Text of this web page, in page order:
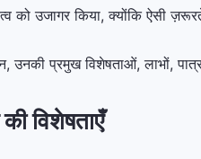
को उजागर किया, क्योंकि ऐसी
प्रमुख विशेषताओं, लाभों,
विशेषताएँ